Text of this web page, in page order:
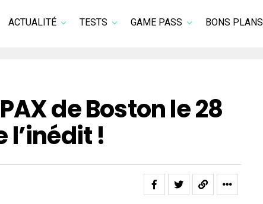
ACTUALITÉ TESTS GAME PASS BONS PLANS
de Boston le 28
l’inédit !